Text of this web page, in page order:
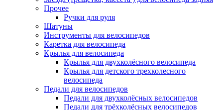
Прочее
Ручки для руля
Шатуны
Инструменты для велосипедов
Каретка для велосипеда
Крылья для велосипеда
Крылья для двухколёсного велосипеда
Крылья для детского трехколесного
велосипеда
Педали для велосипедов
Педали для двухколёсных велосипедов
Педали для трёхколёсных велосипедов